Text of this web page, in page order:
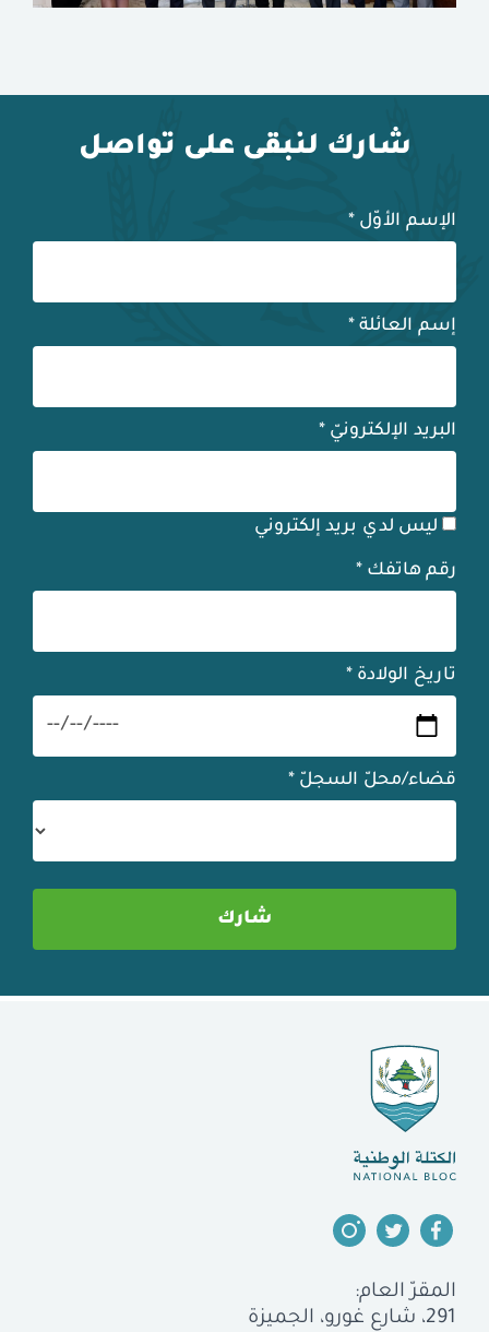
شارك لنبقى على تواصل
الإسم الأوّل *
إسم العائلة *
البريد الإلكترونيّ *
ليس لدي بريد إلكتروني
رقم هاتفك *
تاريخ الولادة *
قضاء/محلّ السجلّ *
المقرّ العام:
291، شارع غورو، الجميزة